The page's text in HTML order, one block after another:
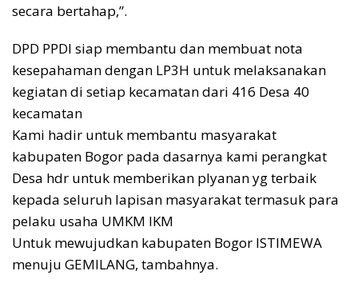
secara bertahap,”.
DPD PPDI siap membantu dan membuat nota
kesepahaman dengan LP3H untuk melaksanakan
kegiatan di setiap kecamatan dari 416 Desa 40
kecamatan
Kami hadir untuk membantu masyarakat
kabupaten Bogor pada dasarnya kami perangkat
Desa hdr untuk memberikan plyanan yg terbaik
kepada seluruh lapisan masyarakat termasuk para
pelaku usaha UMKM IKM
Untuk mewujudkan kabupaten Bogor ISTIMEWA
menuju GEMILANG, tambahnya.